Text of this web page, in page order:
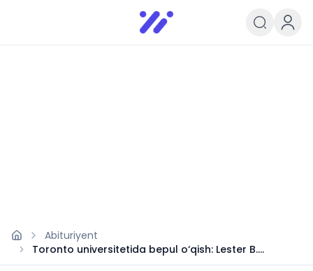
Infoedu
Ta&#039;lim xabarlari va
Abituriyent
Toronto universitetida bepul o‘qish: Lester B.
Pearson granti